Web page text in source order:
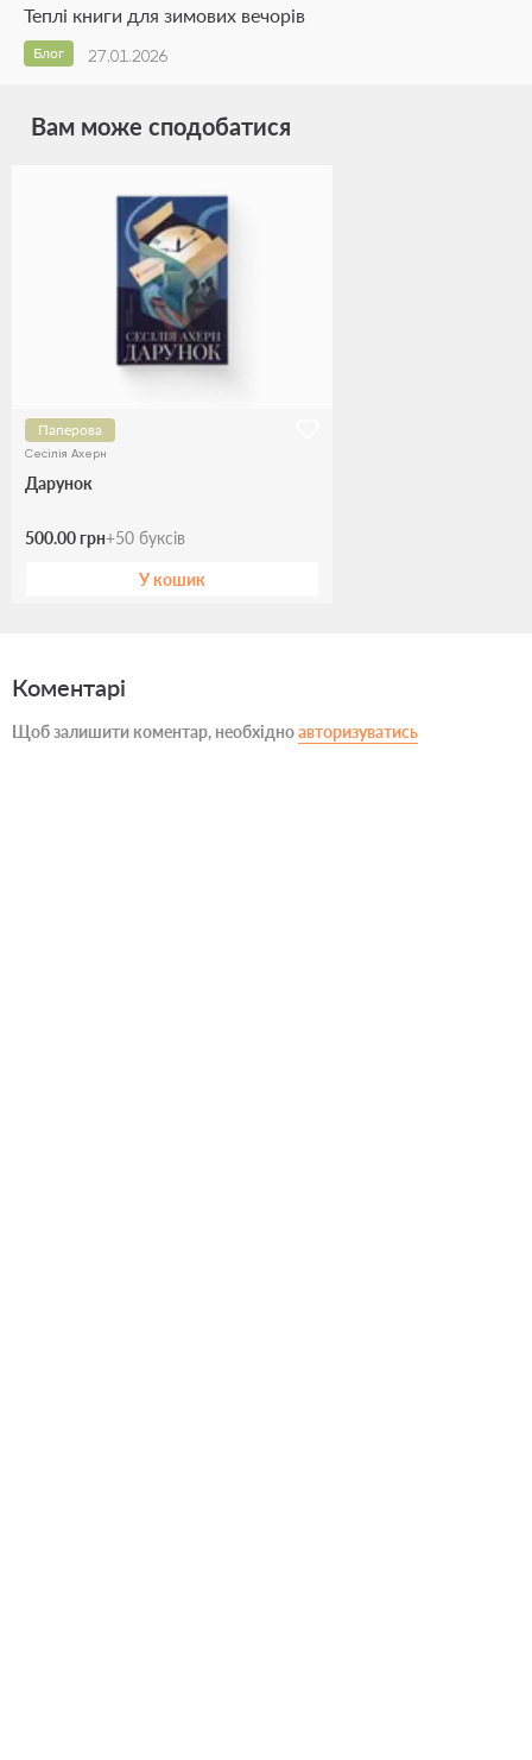
Теплі книги для зимових вечорів
27.01.2026
Блог
Вам може сподобатися
Паперова
Сесілія Ахерн
Дарунок
500.00 грн+50 буксів
У кошик
Коментарі
Щоб залишити коментар, необхідноавторизуватись